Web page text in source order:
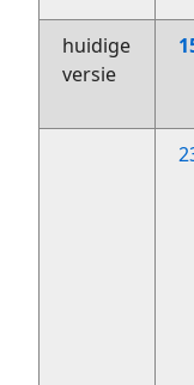
huidige
versie